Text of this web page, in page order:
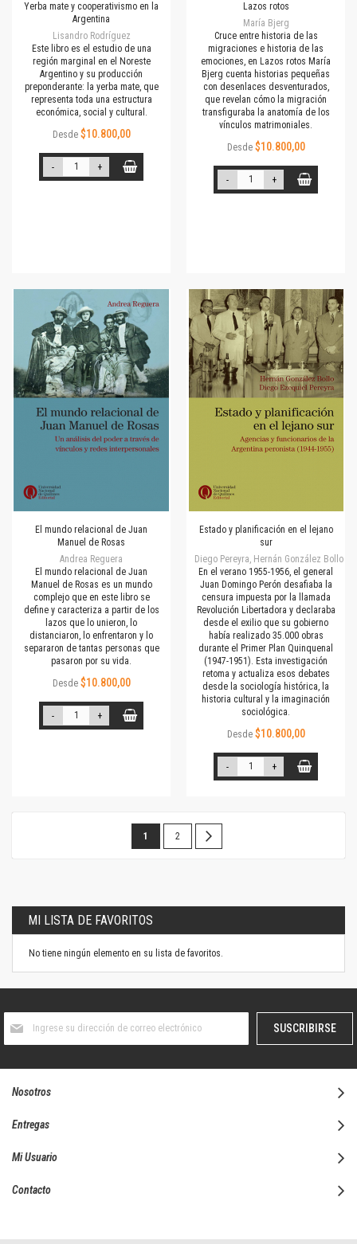
Yerba mate y cooperativismo en la
Argentina
Lisandro Rodríguez
Este libro es el estudio de una
región marginal en el Noreste
Argentino y su producción
preponderante: la yerba mate, que
representa toda una estructura
económica, social y cultural.
Desde $10.800,00
- +
Lazos rotos
María Bjerg
Cruce entre historia de las
migraciones e historia de las
emociones, en Lazos rotos María
Bjerg cuenta historias pequeñas
con desenlaces desventurados,
que revelan cómo la migración
transfiguraba la anatomía de los
vínculos matrimoniales.
Desde $10.800,00
- +
El mundo relacional de Juan
Manuel de Rosas
Andrea Reguera
El mundo relacional de Juan
Manuel de Rosas es un mundo
complejo que en este libro se
define y caracteriza a partir de los
lazos que lo unieron, lo
distanciaron, lo enfrentaron y lo
separaron de tantas personas que
pasaron por su vida.
Desde $10.800,00
- +
Estado y planificación en el lejano
sur
Diego Pereyra, Hernán González Bollo
En el verano 1955-1956, el general
Juan Domingo Perón desafiaba la
censura impuesta por la llamada
Revolución Libertadora y declaraba
desde el exilio que su gobierno
había realizado 35.000 obras
durante el Primer Plan Quinquenal
(1947-1951). Esta investigación
retoma y actualiza esos debates
desde la sociología histórica, la
historia cultural y la imaginación
sociológica.
Desde $10.800,00
- +
Página
Estás
página
1 Página
2
MI LISTA DE FAVORITOS
No tiene ningún elemento en su lista de favoritos.
boletín
SUSCRIBIRSE
Nosotros
Entregas
Mi Usuario
Contacto